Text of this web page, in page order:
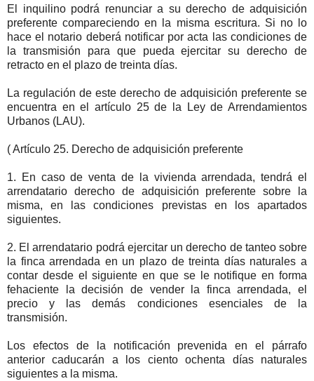
El inquilino podrá renunciar a su derecho de adquisición
preferente compareciendo en la misma escritura. Si no lo
hace el notario deberá notificar por acta las condiciones de
la transmisión para que pueda ejercitar su derecho de
retracto en el plazo de treinta días.
La regulación de este derecho de adquisición preferente se
encuentra en el artículo 25 de la Ley de Arrendamientos
Urbanos (LAU).
( Artículo 25. Derecho de adquisición preferente
1. En caso de venta de la vivienda arrendada, tendrá el
arrendatario derecho de adquisición preferente sobre la
misma, en las condiciones previstas en los apartados
siguientes.
2. El arrendatario podrá ejercitar un derecho de tanteo sobre
la finca arrendada en un plazo de treinta días naturales a
contar desde el siguiente en que se le notifique en forma
fehaciente la decisión de vender la finca arrendada, el
precio y las demás condiciones esenciales de la
transmisión.
Los efectos de la notificación prevenida en el párrafo
anterior caducarán a los ciento ochenta días naturales
siguientes a la misma.